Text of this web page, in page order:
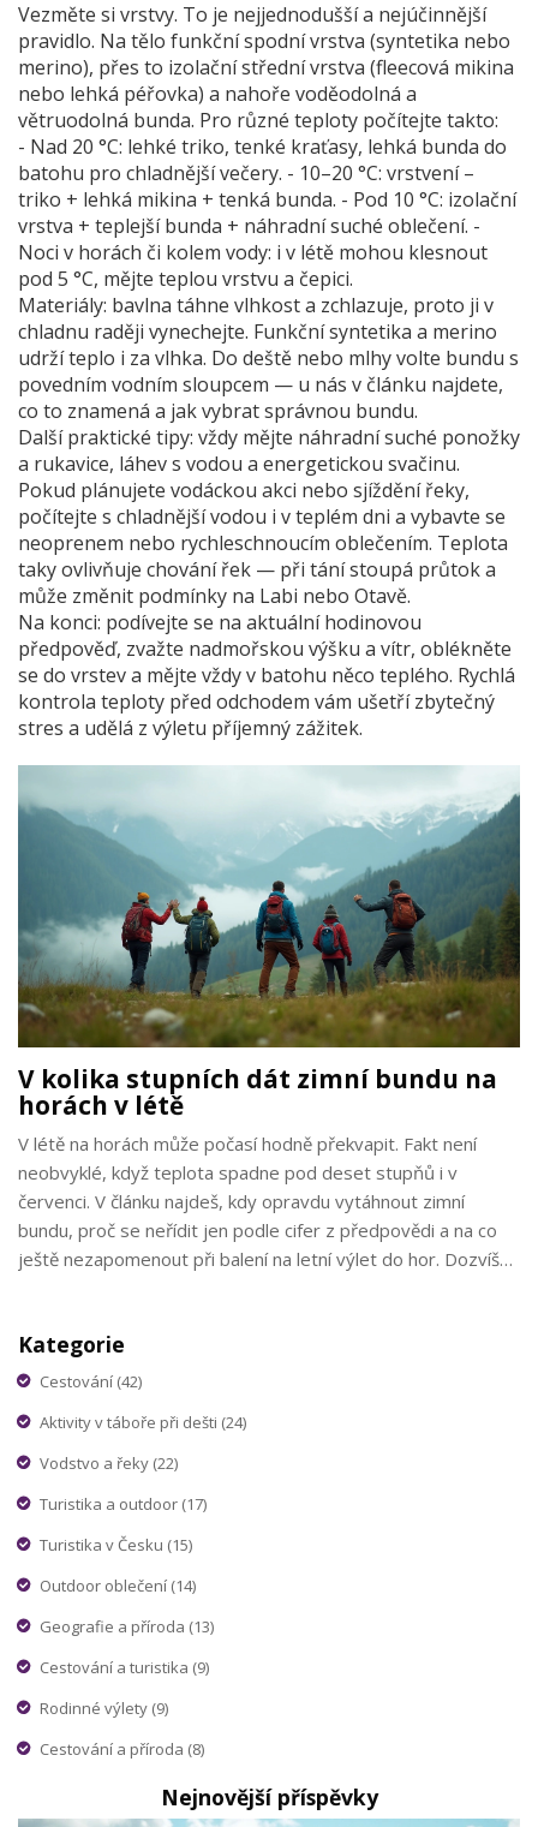
Vezměte si vrstvy. To je nejjednodušší a nejúčinnější
pravidlo. Na tělo funkční spodní vrstva (syntetika nebo
merino), přes to izolační střední vrstva (fleecová mikina
nebo lehká péřovka) a nahoře voděodolná a
větruodolná bunda. Pro různé teploty počítejte takto:
- Nad 20 °C: lehké triko, tenké kraťasy, lehká bunda do
batohu pro chladnější večery. - 10–20 °C: vrstvení –
triko + lehká mikina + tenká bunda. - Pod 10 °C: izolační
vrstva + teplejší bunda + náhradní suché oblečení. -
Noci v horách či kolem vody: i v létě mohou klesnout
pod 5 °C, mějte teplou vrstvu a čepici.
Materiály: bavlna táhne vlhkost a zchlazuje, proto ji v
chladnu raději vynechejte. Funkční syntetika a merino
udrží teplo i za vlhka. Do deště nebo mlhy volte bundu s
povedním vodním sloupcem — u nás v článku najdete,
co to znamená a jak vybrat správnou bundu.
Další praktické tipy: vždy mějte náhradní suché ponožky
a rukavice, láhev s vodou a energetickou svačinu.
Pokud plánujete vodáckou akci nebo sjíždění řeky,
počítejte s chladnější vodou i v teplém dni a vybavte se
neoprenem nebo rychleschnoucím oblečením. Teplota
taky ovlivňuje chování řek — při tání stoupá průtok a
může změnit podmínky na Labi nebo Otavě.
Na konci: podívejte se na aktuální hodinovou
předpověď, zvažte nadmořskou výšku a vítr, oblékněte
se do vrstev a mějte vždy v batohu něco teplého. Rychlá
kontrola teploty před odchodem vám ušetří zbytečný
stres a udělá z výletu příjemný zážitek.
V kolika stupních dát zimní bundu na
horách v létě
V létě na horách může počasí hodně překvapit. Fakt není
neobvyklé, když teplota spadne pod deset stupňů i v
červenci. V článku najdeš, kdy opravdu vytáhnout zimní
bundu, proč se neřídit jen podle cifer z předpovědi a na co
ještě nezapomenout při balení na letní výlet do hor. Dozvíš
Kategorie
Cestování (42)
Aktivity v táboře při dešti (24)
Vodstvo a řeky (22)
Turistika a outdoor (17)
Turistika v Česku (15)
Outdoor oblečení (14)
Geografie a příroda (13)
Cestování a turistika (9)
Rodinné výlety (9)
Cestování a příroda (8)
Nejnovější příspěvky